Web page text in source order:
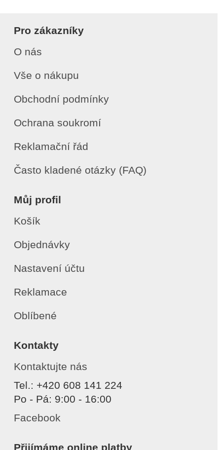
Pro zákazníky
O nás
Vše o nákupu
Obchodní podmínky
Ochrana soukromí
Reklamační řád
Často kladené otázky (FAQ)
Můj profil
Košík
Objednávky
Nastavení účtu
Reklamace
Oblíbené
Kontakty
Kontaktujte nás
Tel.: +420 608 141 224
Po - Pá: 9:00 - 16:00
Facebook
Přijímáme online platby